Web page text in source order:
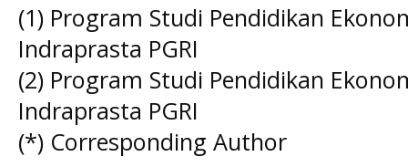
(1) Program Studi Pendidikan
Indraprasta PGRI
(2) Program Studi Pendidikan
Indraprasta PGRI
(*) Corresponding Author